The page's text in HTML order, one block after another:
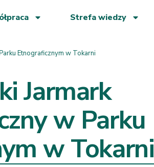
Strefa wiedzy
Etnograficznym w Tokarni
Jarmark
w Parku
w Tokarni